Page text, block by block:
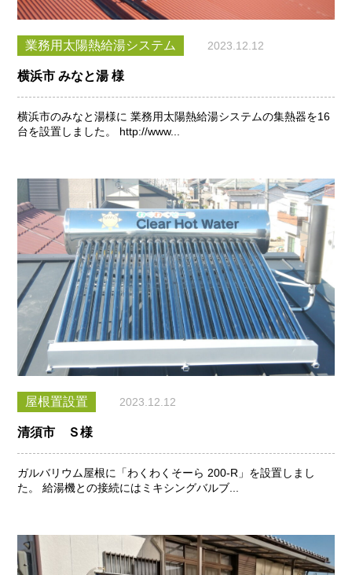
業務用太陽熱給湯システム 2023.12.12
横浜市 みなと湯 様
横浜市のみなと湯様に 業務用太陽熱給湯システムの集熱器を16
台を設置しました。 http://www...
屋根置設置 2023.12.12
清須市 Ｓ様
ガルバリウム屋根に「わくわくそーら 200-R」を設置しまし
た。 給湯機との接続にはミキシングバルブ...